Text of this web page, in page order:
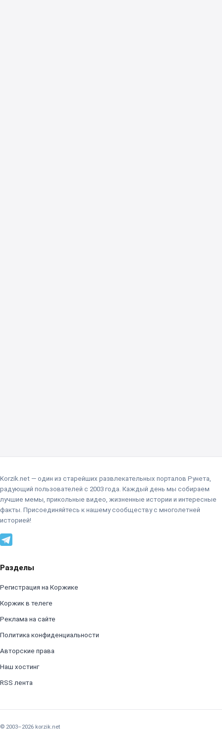
Korzik.net — один из старейших развлекательных порталов Рунета,
радующий пользователей с 2003 года. Каждый день мы собираем
лучшие мемы, прикольные видео, жизненные истории и интересные
факты. Присоединяйтесь к нашему сообществу с многолетней
историей!
Разделы
Регистрация на Коржике
Коржик в телеге
Реклама на сайте
Политика конфиденциальности
Авторские права
Наш хостинг
RSS лента
© 2003–2026 korzik.net